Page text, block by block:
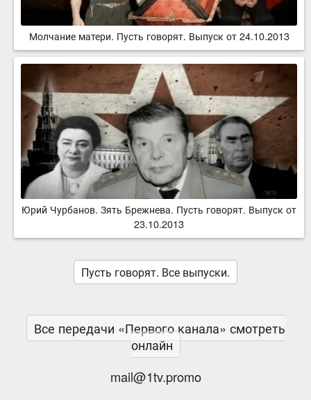
Молчание матери. Пусть говорят. Выпуск от 24.10.2013
Юрий Чурбанов. Зять Брежнева. Пусть говорят. Выпуск от
23.10.2013
Пусть говорят. Все выпуски.
Все передачи «Первого канала» смотреть
онлайн
mail@1tv.promo